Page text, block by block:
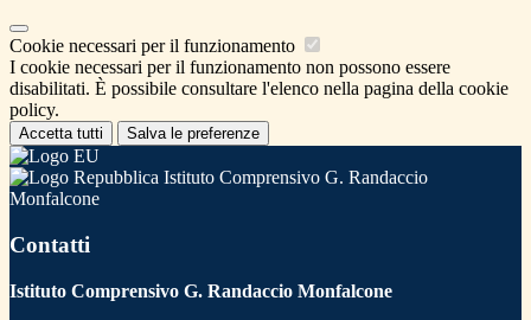
Cookie necessari per il funzionamento
I cookie necessari per il funzionamento non possono essere
disabilitati. È possibile consultare l'elenco nella pagina della cookie
policy.
Accetta tutti Salva le preferenze
Istituto Comprensivo G. Randaccio
Monfalcone
Contatti
Istituto Comprensivo G. Randaccio Monfalcone